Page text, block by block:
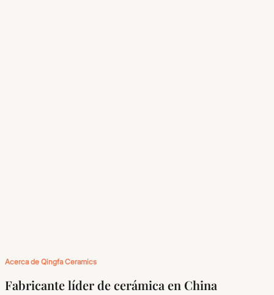
Acerca de Qingfa Ceramics
Fabricante líder de cerámica en China